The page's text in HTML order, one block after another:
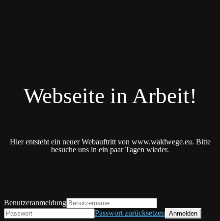
Webseite in Arbeit!
Hier entsteht ein neuer Webauftritt von www.waldwege.eu. Bitte
besuche uns in ein paar Tagen wieder.
Benutzeranmeldung
Passwort zurücksetzen